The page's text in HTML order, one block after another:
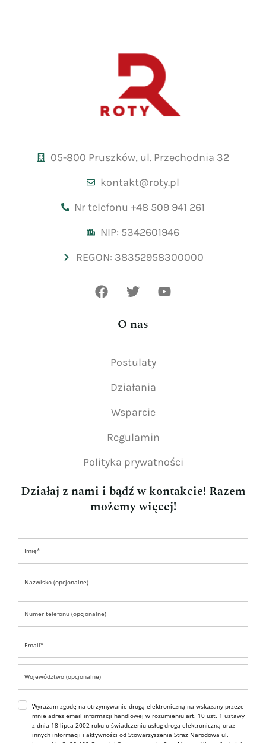
05-800 Pruszków, ul. Przechodnia 32
kontakt@roty.pl
Nr telefonu +48 509 941 261
NIP: 5342601946
REGON: 38352958300000
O nas
Postulaty
Działania
Wsparcie
Regulamin
Polityka prywatności
Działaj z nami i bądź w kontakcie! Razem
możemy więcej!
Wyrażam zgodę na otrzymywanie drogą elektroniczną na wskazany przeze
mnie adres email informacji handlowej w rozumieniu art. 10 ust. 1 ustawy
z dnia 18 lipca 2002 roku o świadczeniu usług drogą elektroniczną oraz
innych informacji i aktywności od Stowarzyszenia Straż Narodowa ul.